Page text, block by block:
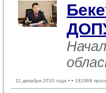
11 декабря 2010 года • • 181968